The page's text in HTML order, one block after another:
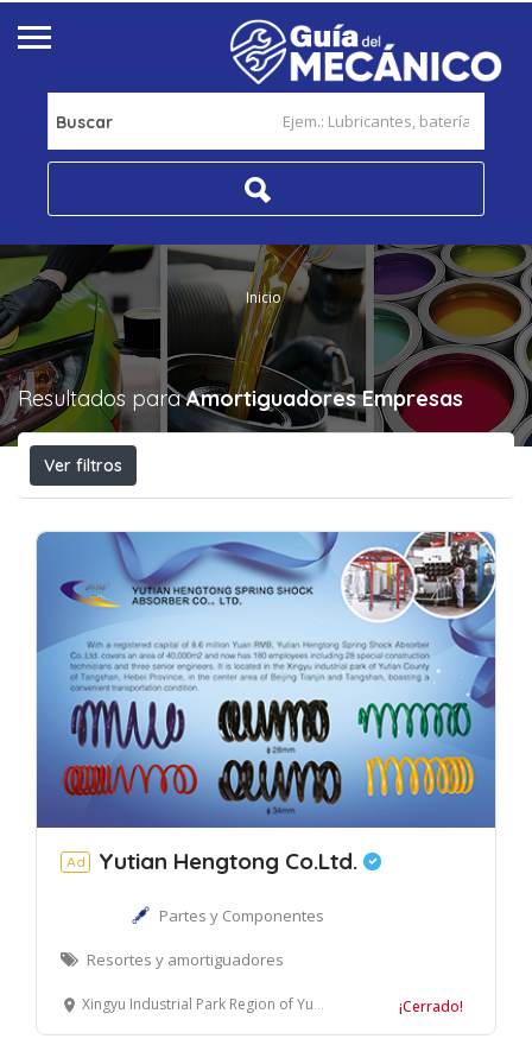
Buscar
Inicio
Resultados paraAmortiguadores Empresas
Ver filtros
Ad Yutian Hengtong Co.Ltd.
Partes y Componentes
Resortes y amortiguadores
Xingyu Industrial Park Region of Yutian County Of Tangshan, Provincia de Hebei, China ¡Cerrado!